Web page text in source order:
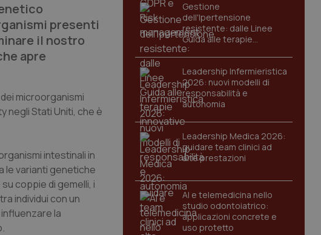
presenti
il nostro
apre
microorganismi
negli Stati Uniti, che è
intestinali in
le varianti genetiche
coppie di gemelli, i
individui con un
la
Gestione
dell'Ipertensione
resistente: dalle Linee
Guida alle terapie
innovative
Leadership Infermieristica
2026: nuovi modelli di
responsabilità e
autonomia
Leadership Medica 2026:
guidare team clinici ad
alte prestazioni
AI e telemedicina nello
studio odontoiatrico:
applicazioni concrete e
uso protetto